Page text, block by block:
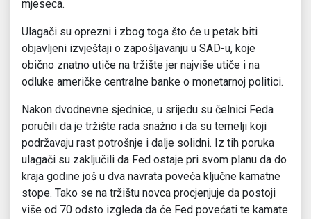
mjeseca.
Ulagači su oprezni i zbog toga što će u petak biti
objavljeni izvještaji o zapošljavanju u SAD-u, koje
obično znatno utiče na tržište jer najviše utiče i na
odluke američke centralne banke o monetarnoj politici.
Nakon dvodnevne sjednice, u srijedu su čelnici Feda
poručili da je tržište rada snažno i da su temelji koji
podržavaju rast potrošnje i dalje solidni. Iz tih poruka
ulagači su zaključili da Fed ostaje pri svom planu da do
kraja godine još u dva navrata poveća ključne kamatne
stope. Tako se na tržištu novca procjenjuje da postoji
više od 70 odsto izgleda da će Fed povećati te kamate